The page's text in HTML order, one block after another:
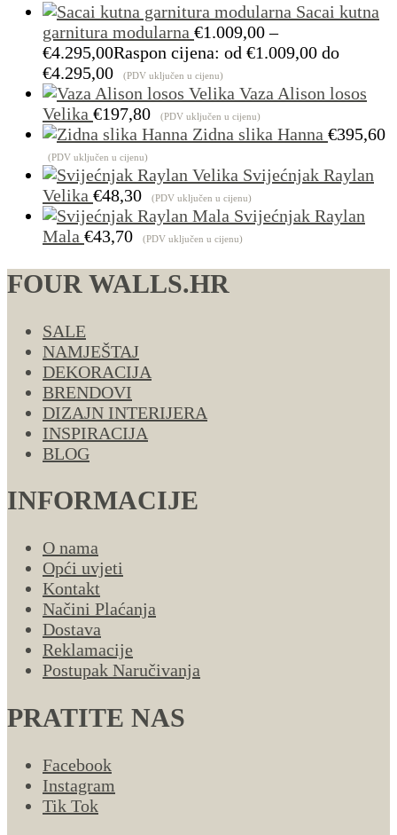
Sacai kutna
garnitura modularna €1.009,00 –
€4.295,00Raspon cijena: od €1.009,00 do
€4.295,00
(PDV uključen u cijenu)
Vaza Alison losos
Velika €197,80 (PDV uključen u cijenu)
Zidna slika Hanna €395,60
(PDV uključen u cijenu)
Svijećnjak Raylan
Velika €48,30 (PDV uključen u cijenu)
Svijećnjak Raylan
Mala €43,70 (PDV uključen u cijenu)
FOUR WALLS.HR
SALE
NAMJEŠTAJ
DEKORACIJA
BRENDOVI
DIZAJN INTERIJERA
INSPIRACIJA
BLOG
INFORMACIJE
O nama
Opći uvjeti
Kontakt
Načini Plaćanja
Dostava
Reklamacije
Postupak Naručivanja
PRATITE NAS
Facebook
Instagram
Tik Tok